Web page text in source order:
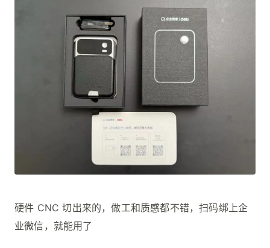
硬件 CNC 切出来的，做工和质感都不错，扫码绑上企
业微信，就能用了